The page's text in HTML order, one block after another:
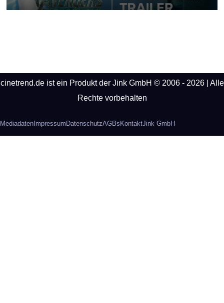
cinetrend.de ist ein Produkt der Jink GmbH © 2006 - 2026 | Alle
Rechte vorbehalten
MediadatenImpressumDatenschutzAGBsKontaktJink GmbH